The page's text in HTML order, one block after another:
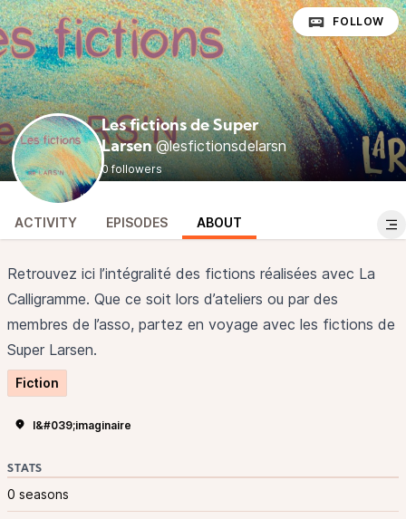
Les fictions de Super
Larsen @lesfictionsdelarsn
0 followers
FOLLOW
ACTIVITY EPISODES ABOUT
Retrouvez ici l’intégralité des fictions réalisées avec La
Calligramme. Que ce soit lors d’ateliers ou par des
membres de l’asso, partez en voyage avec les fictions de
Super Larsen.
Fiction
l&#039;imaginaire
STATS
0 seasons